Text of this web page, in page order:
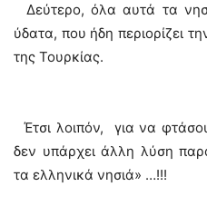
Δεύτερο, όλα αυτά τα
ύδατα, που ήδη περιορίζει
της Τουρκίας.
Έτσι λοιπόν, για να
δεν υπάρχει άλλη λύση
τα ελληνικά νησιά» …!!!